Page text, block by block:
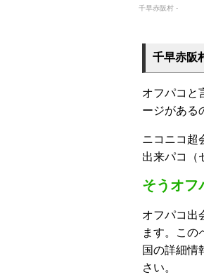
千早赤阪村 -
千早赤阪
オフパコと
ージがある
ニコニコ超
出来パコ（
そうオフ
オフパコ出
ます。この
国の詳細情
さい。